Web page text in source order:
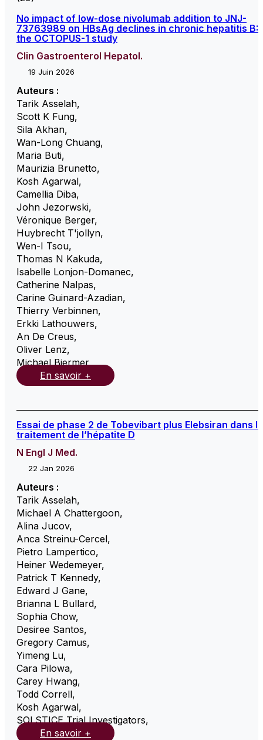
No impact of low-dose nivolumab addition to JNJ-
73763989 on HBsAg declines in chronic hepatitis B:
the OCTOPUS-1 study
Clin Gastroenterol Hepatol.
19 Juin 2026
Auteurs :
Tarik Asselah,
Scott K Fung,
Sila Akhan,
Wan-Long Chuang,
Maria Buti,
Maurizia Brunetto,
Kosh Agarwal,
Camellia Diba,
John Jezorwski,
Véronique Berger,
Huybrecht T'jollyn,
Wen-I Tsou,
Thomas N Kakuda,
Isabelle Lonjon-Domanec,
Catherine Nalpas,
Carine Guinard-Azadian,
Thierry Verbinnen,
Erkki Lathouwers,
An De Creus,
Oliver Lenz,
Michael Biermer,
En savoir +
Essai de phase 2 de Tobevibart plus Elebsiran dans le
traitement de l’hépatite D
N Engl J Med.
22 Jan 2026
Auteurs :
Tarik Asselah,
Michael A Chattergoon,
Alina Jucov,
Anca Streinu-Cercel,
Pietro Lampertico,
Heiner Wedemeyer,
Patrick T Kennedy,
Edward J Gane,
Brianna L Bullard,
Sophia Chow,
Desiree Santos,
Gregory Camus,
Yimeng Lu,
Cara Pilowa,
Carey Hwang,
Todd Correll,
Kosh Agarwal,
SOLSTICE Trial Investigators,
En savoir +